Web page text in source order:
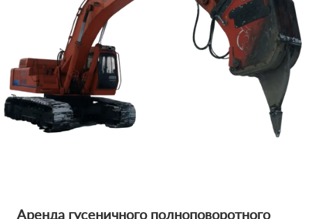
Аренда гусеничного полноповоротного